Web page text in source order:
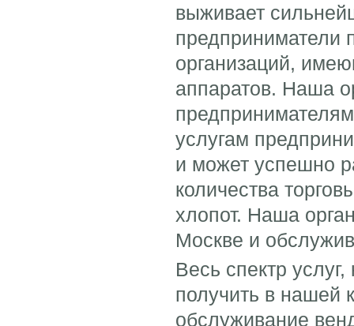
выживает
предприниматели
организаций,
аппаратов. Наша
услугам
и может успешно
количества
хлопот. Наша
Москве и
Весь спектр
получить в нашей
обслуживание